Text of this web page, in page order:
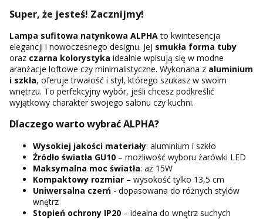
Super, że jesteś! Zacznijmy!
Lampa sufitowa natynkowa ALPHAto kwintesencja
elegancji i nowoczesnego designu. Jej smukła forma tuby
oraz czarna kolorystyka idealnie wpisują się w modne
aranżacje loftowe czy minimalistyczne. Wykonana z aluminium
i szkła, oferuje trwałość i styl, którego szukasz w swoim
wnętrzu. To perfekcyjny wybór, jeśli chcesz podkreślić
wyjątkowy charakter swojego salonu czy kuchni.
Dlaczego warto wybrać ALPHA?
Wysokiej jakości materiały: aluminium i szkło
Źródło światła GU10 – możliwość wyboru żarówki LED
Maksymalna moc światła: aż 15W
Kompaktowy rozmiar – wysokość tylko 13,5 cm
Uniwersalna czerń - dopasowana do różnych stylów
wnętrz
Stopień ochrony IP20 – idealna do wnętrz suchych